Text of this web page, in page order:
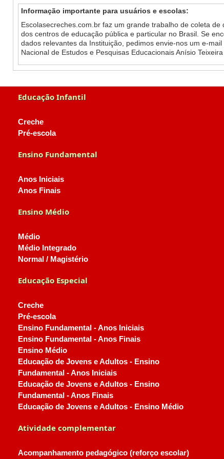
Informação importante para usuários e escolas:
Escolasecreches.com.br faz um grande trabalho de coleta
dos centros de educação pública e particular no Brasil. Se
dados relevantes da Instituição, pedimos envie-nos um e-mail
Nacional de Estudos e Pesquisas Educacionais Anísio Teixeira
Educação Infantil
Creche
Pré-escola
Ensino Fundamental
Anos Iniciais
Anos Finais
Ensino Médio
Médio
Médio Integrado
Normal / Magistério
Educação Especial
Creche
Pré-escola
Ensino Fundamental - Anos Iniciais
Ensino Fundamental - Anos Finais
Ensino Médio
Educação de Jovens e Adultos - Ensino
Fundamental - Anos Iniciais
Educação de Jovens e Adultos - Ensino
Fundamental - Anos Finais
Educação de Jovens e Adultos - Ensino Médio
Atividade complementar
Acompanhamento pedagógico (reforço escolar)